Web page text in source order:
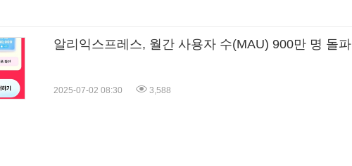
알리익스프레스, 월간 사용자 수(MAU) 900만 명 돌파
2025-07-02 08:30 3,588